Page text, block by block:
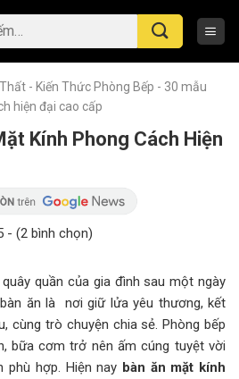
- Kiến Thức Phòng Bếp - 30 mẫu
hiện đại cao cấp
Kính Phong Cách Hiện
- (2 bình chọn)
quần của gia đình sau một ngày
ăn là nơi giữ lửa yêu thương, kết
cùng trò chuyện chia sẻ. Phòng bếp
bữa cơm trở nên ấm cúng tuyệt vời
phù hợp. Hiện nay bàn ăn mặt kính